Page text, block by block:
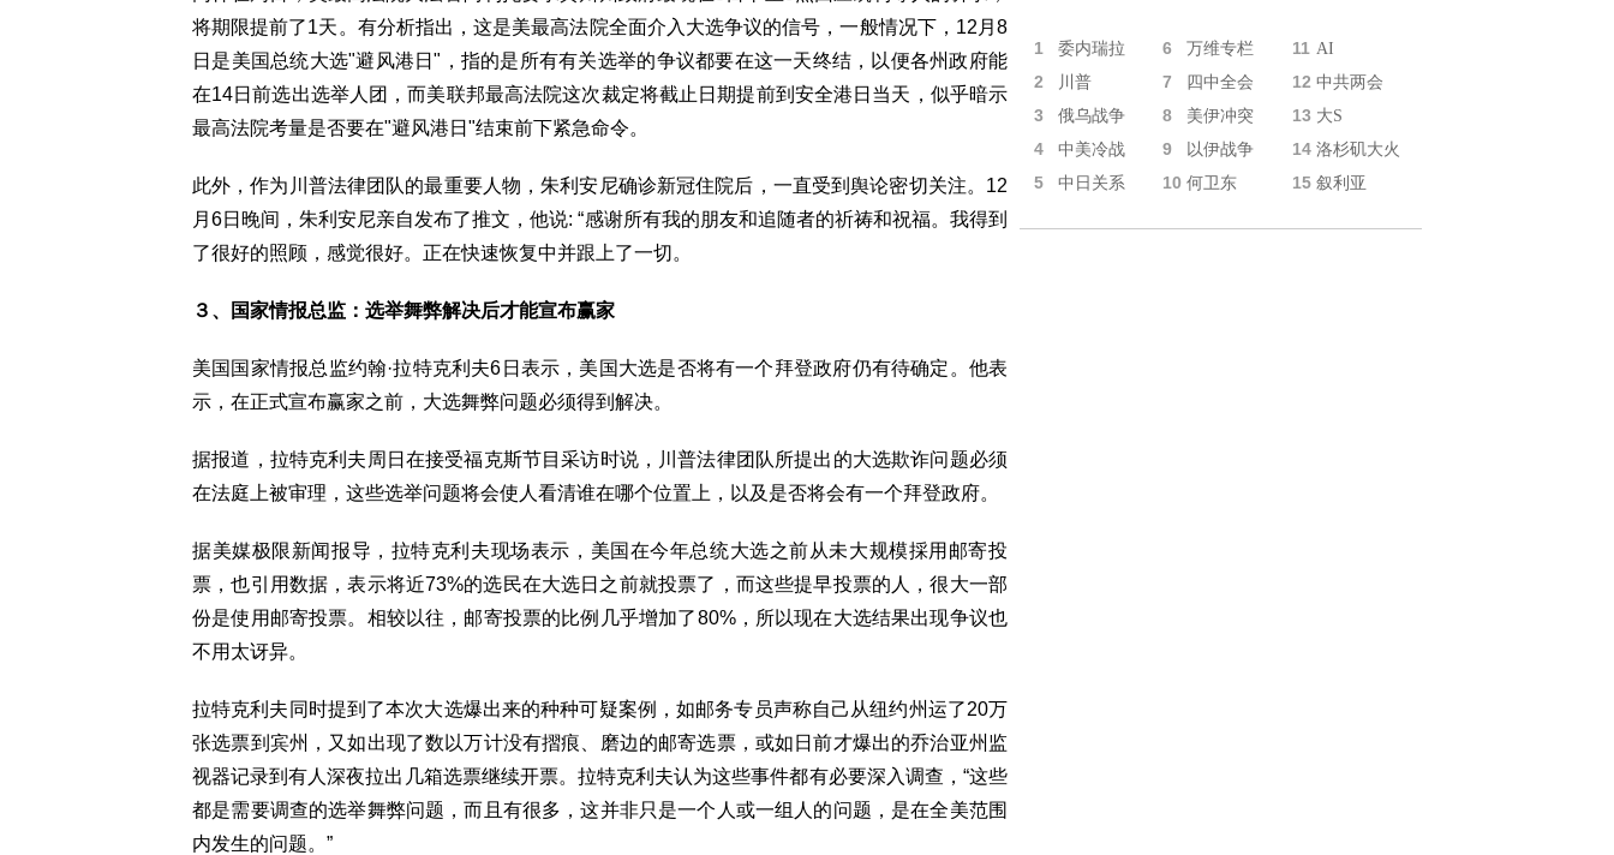
将期限提前了1天。有分析指出，这是美最高法院全面介入大选争议的信号，一般情况下，12月8
日是美国总统大选"避风港日"，指的是所有有关选举的争议都要在这一天终结，以便各州政府能
在14日前选出选举人团，而美联邦最高法院这次裁定将截止日期提前到安全港日当天，似乎暗示
最高法院考量是否要在"避风港日"结束前下紧急命令。
此外，作为川普法律团队的最重要人物，朱利安尼确诊新冠住院后，一直受到舆论密切关注。12
月6日晚间，朱利安尼亲自发布了推文，他说: “感谢所有我的朋友和追随者的祈祷和祝福。我得到
了很好的照顾，感觉很好。正在快速恢复中并跟上了一切。
３、国家情报总监：选举舞弊解决后才能宣布赢家
美国国家情报总监约翰·拉特克利夫6日表示，美国大选是否将有一个拜登政府仍有待确定。他表
示，在正式宣布赢家之前，大选舞弊问题必须得到解决。
据报道，拉特克利夫周日在接受福克斯节目采访时说，川普法律团队所提出的大选欺诈问题必须
在法庭上被审理，这些选举问题将会使人看清谁在哪个位置上，以及是否将会有一个拜登政府。
据美媒极限新闻报导，拉特克利夫现场表示，美国在今年总统大选之前从未大规模採用邮寄投
票，也引用数据，表示将近73%的选民在大选日之前就投票了，而这些提早投票的人，很大一部
份是使用邮寄投票。相较以往，邮寄投票的比例几乎增加了80%，所以现在大选结果出现争议也
不用太讶异。
拉特克利夫同时提到了本次大选爆出来的种种可疑案例，如邮务专员声称自己从纽约州运了20万
张选票到宾州，又如出现了数以万计没有摺痕、磨边的邮寄选票，或如日前才爆出的乔治亚州监
视器记录到有人深夜拉出几箱选票继续开票。拉特克利夫认为这些事件都有必要深入调查，“这些
都是需要调查的选举舞弊问题，而且有很多，这并非只是一个人或一组人的问题，是在全美范围
内发生的问题。”
1 委内瑞拉 6 万维专栏 11 AI
2 川普 7 四中全会 12 中共两会
3 俄乌战争 8 美伊冲突 13 大S
4 中美冷战 9 以伊战争 14 洛杉矶大火
5 中日关系 10 何卫东 15 叙利亚